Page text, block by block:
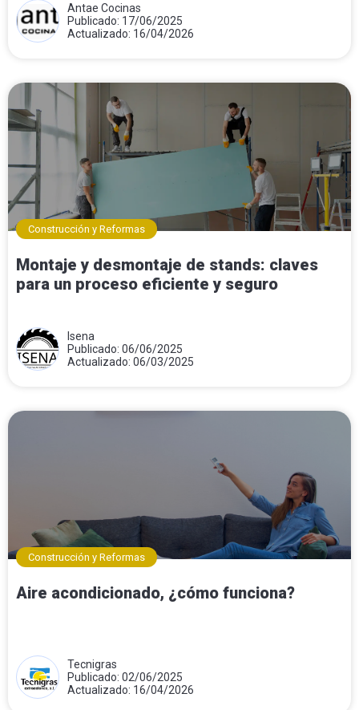
Antae Cocinas
Publicado: 17/06/2025
Actualizado: 16/04/2026
Construcción y Reformas
Montaje y desmontaje de stands: claves
para un proceso eficiente y seguro
Isena
Publicado: 06/06/2025
Actualizado: 06/03/2025
Construcción y Reformas
Aire acondicionado, ¿cómo funciona?
Tecnigras
Publicado: 02/06/2025
Actualizado: 16/04/2026